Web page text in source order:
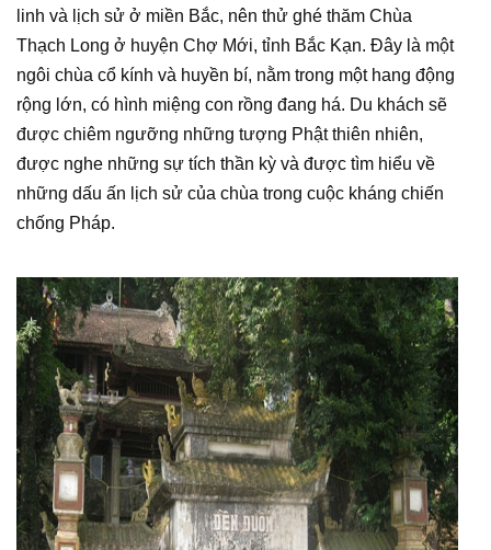
linh và lịch sử ở miền Bắc, nên thử ghé thăm Chùa
Thạch Long ở huyện Chợ Mới, tỉnh Bắc Kạn. Đây là một
ngôi chùa cổ kính và huyền bí, nằm trong một hang động
rộng lớn, có hình miệng con rồng đang há. Du khách sẽ
được chiêm ngưỡng những tượng Phật thiên nhiên,
được nghe những sự tích thần kỳ và được tìm hiểu về
những dấu ấn lịch sử của chùa trong cuộc kháng chiến
chống Pháp.